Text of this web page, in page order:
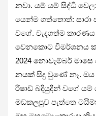
නවා. යම් යම් සිද්ධි
යෙන්ම ගත්තොත්:
වගේ. වැද­ගත්ම
වෙන­කොට විම­ර්ශ­නය
2024 නොවැ­ම්බර්
න­යක් සිදු වුණේ නෑ. ඔය
රිෂාඩ් බදි­යු­දීන් වගේ
මඩ­ක­ල­පුව පැත්තෙ